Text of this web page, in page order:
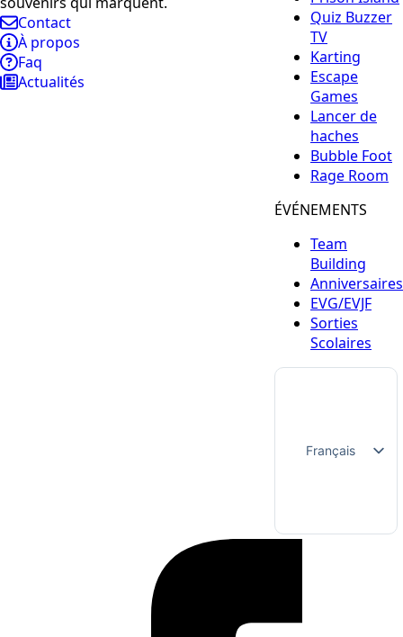
Contact
À propos
Faq
Actualités
Quiz Buzzer
TV
Karting
Escape
Games
Lancer de
haches
Bubble Foot
Rage Room
ÉVÉNEMENTS
Team
Building
Anniversaires
EVG/EVJF
Sorties
Scolaires
Français
Nederlands